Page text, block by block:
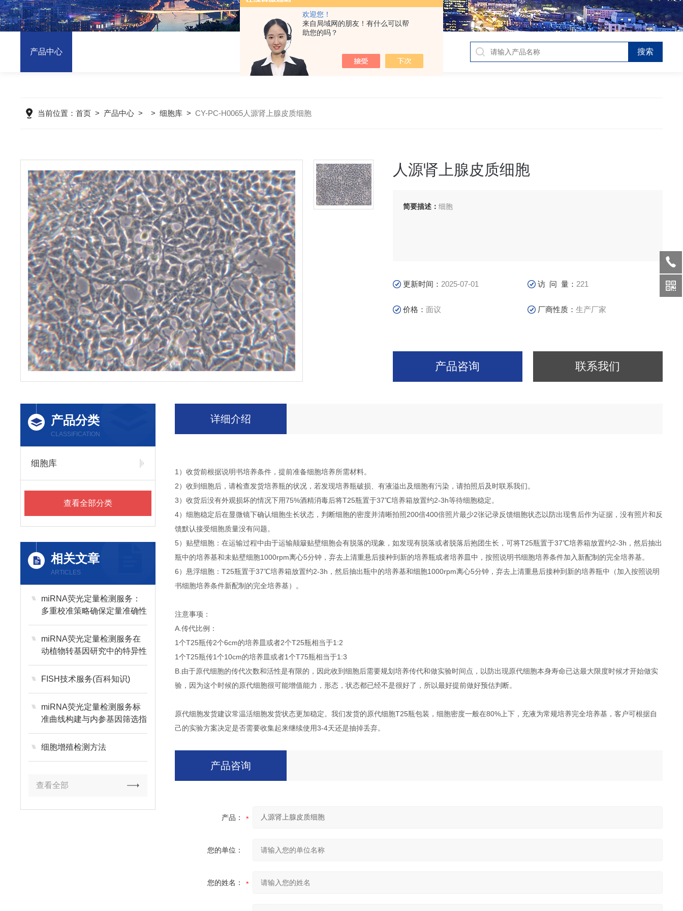
欢迎您！
来自局域网的朋友！有什么可以帮
助您的吗？
产品中心
当前位置：首页 > 产品中心 > >细胞库 >CY-PC-H0065人源肾上腺皮质细胞
人源肾上腺皮质细胞
简要描述：细胞
更新时间： 2025-07-01 访 问 量： 221
价格：面议 厂商性质：生产厂家
产品咨询 联系我们
产品分类
CLASSIFICATION
细胞库
查看全部分类
相关文章
ARTICLES
miRNA荧光定量检测服务：
多重校准策略确保定量准确性
miRNA荧光定量检测服务在
动植物转基因研究中的特异性
应用
FISH技术服务(百科知识)
miRNA荧光定量检测服务标
准曲线构建与内参基因筛选指
南
细胞增殖检测方法
查看全部
详细介绍
1）收货前根据说明书培养条件，提前准备细胞培养所需材料。
2）收到细胞后，请检查发货培养瓶的状况，若发现培养瓶破损、有液溢出及细胞有污染，请拍照后及时联系我们。
3）收货后没有外观损坏的情况下用75%酒精消毒后将T25瓶置于37℃培养箱放置约2-3h等待细胞稳定。
4）细胞稳定后在显微镜下确认细胞生长状态，判断细胞的密度并清晰拍照200倍400倍照片最少2张记录反馈细胞状态以防出现售后作为证据，没有照片和反
馈默认接受细胞质量没有问题。
5）贴壁细胞：在运输过程中由于运输颠簸贴壁细胞会有脱落的现象，如发现有脱落或者脱落后抱团生长，可将T25瓶置于37℃培养箱放置约2-3h，然后抽出
瓶中的培养基和未贴壁细胞1000rpm离心5分钟，弃去上清重悬后接种到新的培养瓶或者培养皿中，按照说明书细胞培养条件加入新配制的完全培养基。
6）悬浮细胞：T25瓶置于37℃培养箱放置约2-3h，然后抽出瓶中的培养基和细胞1000rpm离心5分钟，弃去上清重悬后接种到新的培养瓶中（加入按照说明
书细胞培养条件新配制的完全培养基）。
注意事项：
A.传代比例：
1个T25瓶传2个6cm的培养皿或者2个T25瓶相当于1:2
1个T25瓶传1个10cm的培养皿或者1个T75瓶相当于1:3
B.由于原代细胞的传代次数和活性是有限的，因此收到细胞后需要规划培养传代和做实验时间点，以防出现原代细胞本身寿命已达最大限度时候才开始做实
验，因为这个时候的原代细胞很可能增值能力，形态，状态都已经不是很好了，所以最好提前做好预估判断。
原代细胞发货建议常温活细胞发货状态更加稳定。我们发货的原代细胞T25瓶包装，细胞密度一般在80%上下，充液为常规培养完全培养基，客户可根据自
己的实验方案决定是否需要收集起来继续使用3-4天还是抽掉丢弃。
产品咨询
产品：
您的单位：
您的姓名：